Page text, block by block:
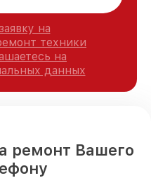
на
техники
на
данных
ремонт Вашего